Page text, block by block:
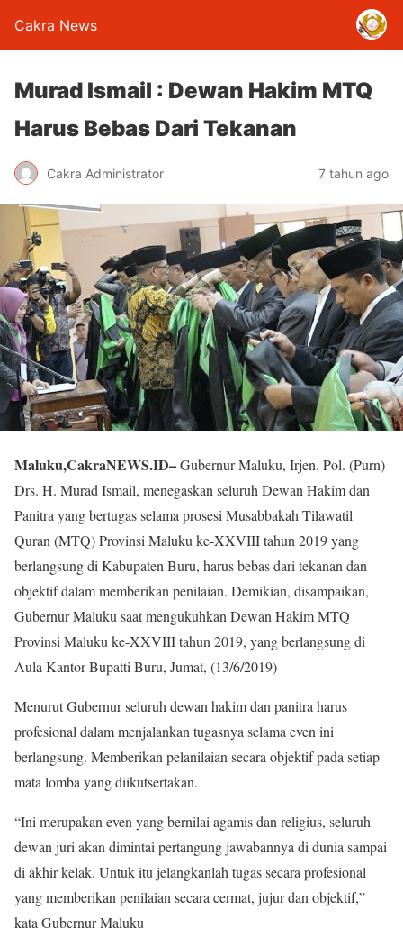
Cakra News
Murad Ismail : Dewan Hakim MTQ
Harus Bebas Dari Tekanan
Cakra Administrator 7 tahun ago
Maluku,CakraNEWS.ID–Gubernur Maluku, Irjen. Pol. (Purn)
Drs. H. Murad Ismail, menegaskan seluruh Dewan Hakim dan
Panitra yang bertugas selama prosesi Musabbakah Tilawatil
Quran (MTQ) Provinsi Maluku ke-XXVIII tahun 2019 yang
berlangsung di Kabupaten Buru, harus bebas dari tekanan dan
objektif dalam memberikan penilaian. Demikian, disampaikan,
Gubernur Maluku saat mengukuhkan Dewan Hakim MTQ
Provinsi Maluku ke-XXVIII tahun 2019, yang berlangsung di
Aula Kantor Bupatti Buru, Jumat, (13/6/2019)
Menurut Gubernur seluruh dewan hakim dan panitra harus
profesional dalam menjalankan tugasnya selama even ini
berlangsung. Memberikan pelanilaian secara objektif pada setiap
mata lomba yang diikutsertakan.
“Ini merupakan even yang bernilai agamis dan religius, seluruh
dewan juri akan dimintai pertangung jawabannya di dunia sampai
di akhir kelak. Untuk itu jelangkanlah tugas secara profesional
yang memberikan penilaian secara cermat, jujur dan objektif,”
kata Gubernur Maluku